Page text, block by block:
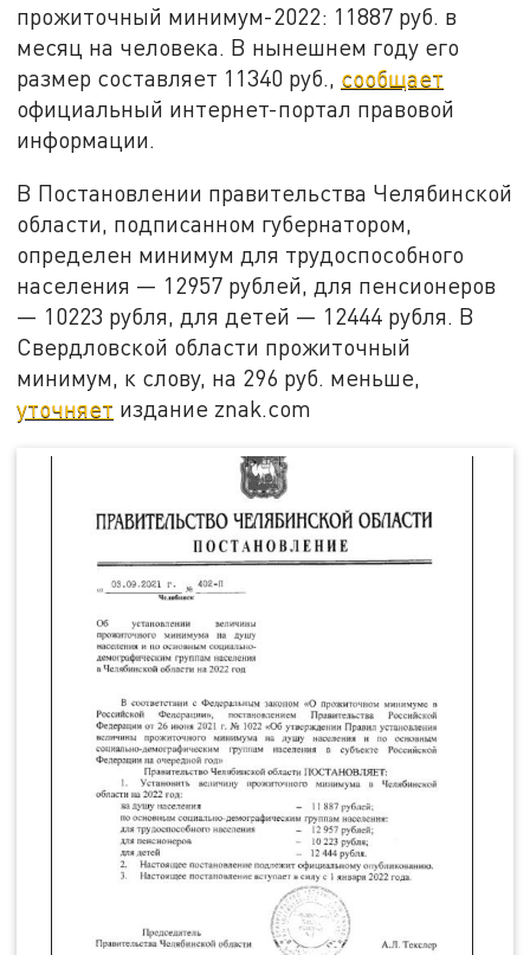
прожиточный минимум-2022: 11887 руб. в
месяц на человека. В нынешнем году его
размер составляет 11340 руб., сообщает
официальный интернет-портал правовой
информации.
В Постановлении правительства Челябинской
области, подписанном губернатором,
определен минимум для трудоспособного
населения — 12957 рублей, для пенсионеров
— 10223 рубля, для детей — 12444 рубля. В
Свердловской области прожиточный
минимум, к слову, на 296 руб. меньше,
уточняет издание znak.com